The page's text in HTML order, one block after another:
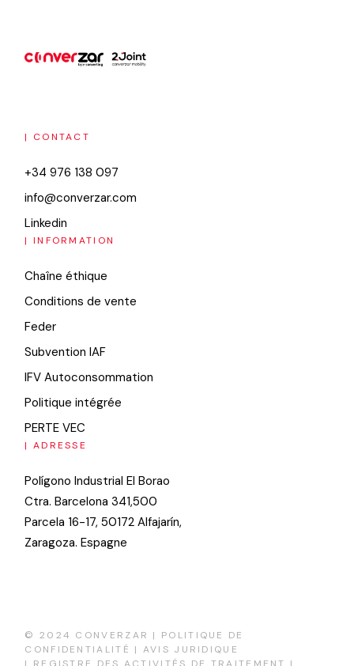
| CONTACT
+34 976 138 097
info@converzar.com
Linkedin
| INFORMATION
Chaîne éthique
Conditions de vente
Feder
Subvention IAF
IFV Autoconsommation
Politique intégrée
PERTE VEC
| ADRESSE
Polígono Industrial El Borao
Ctra. Barcelona 341,500
Parcela 16-17, 50172 Alfajarín,
Zaragoza. Espagne
© 2024 CONVERZAR | POLITIQUE DE
CONFIDENTIALITÉ | AVIS JURIDIQUE